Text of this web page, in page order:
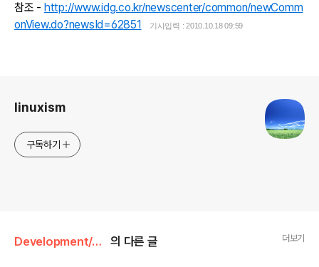
참조 - http://www.idg.co.kr/newscenter/common/newComm
onView.do?newsId=62851
기사입력 : 2010.10.18 09:59
linuxism
구독하기
Development/Java 의 다른 글 더보기